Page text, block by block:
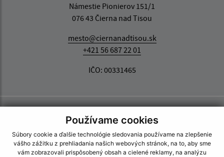
Používame cookies
Súbory cookie a ďalšie technológie sledovania používame na zlepšenie
vášho zážitku z prehliadania našich webových stránok, na to, aby sme
vám zobrazovali prispôsobený obsah a cielené reklamy, na analýzu
Námestie Pionierov 151/1
076 43 Čierna nad Tisou
mesto@ciernanadtisou.sk
+421 56 687 22 01
IČO: 00331465